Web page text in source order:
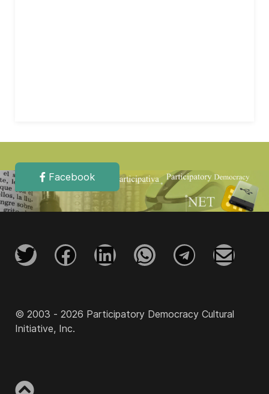
Facebook
© 2003 - 2026 Participatory Democracy Cultural
Initiative, Inc.